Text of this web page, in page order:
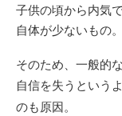
子供の頃から内気
自体が少ないもの。
そのため、一般的
自信を失うというよ
のも原因。